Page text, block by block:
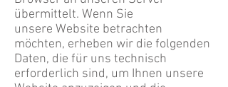
übermittelt. Wenn Sie
unsere Website betrachten
möchten, erheben wir die folgenden
Daten, die für uns technisch
erforderlich sind, um Ihnen unsere